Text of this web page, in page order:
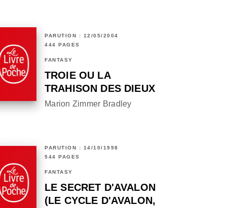
PARUTION : 12/05/2004
444 PAGES
FANTASY
TROIE OU LA
TRAHISON DES DIEUX
Marion Zimmer Bradley
PARUTION : 14/10/1998
544 PAGES
FANTASY
LE SECRET D'AVALON
(LE CYCLE D'AVALON,